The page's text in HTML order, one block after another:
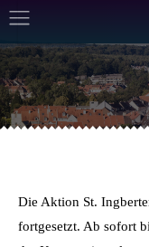
31. März 2014 Von Frank
Die Aktion St.
fortgesetzt. Ab sofort